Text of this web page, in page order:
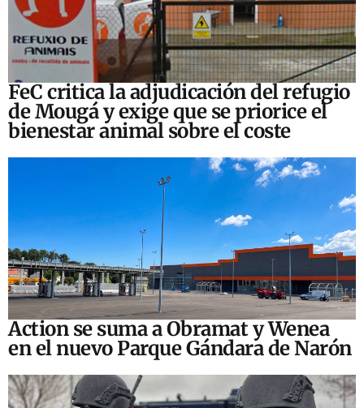
FeC critica la adjudicación del refugio
de Mougá y exige que se priorice el
bienestar animal sobre el coste
Action se suma a Obramat y Wenea
en el nuevo Parque Gándara de Narón